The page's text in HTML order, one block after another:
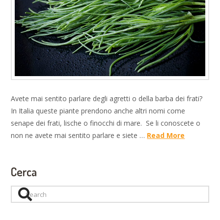
Avete mai sentito parlare degli agretti o della barba dei frati?
In Italia queste piante prendono anche altri nomi come
senape dei frati, lische o finocchi di mare. Se li conoscete o
non ne avete mai sentito parlare e siete … Read More
Cerca
Search